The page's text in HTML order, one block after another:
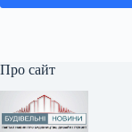
Про сайт